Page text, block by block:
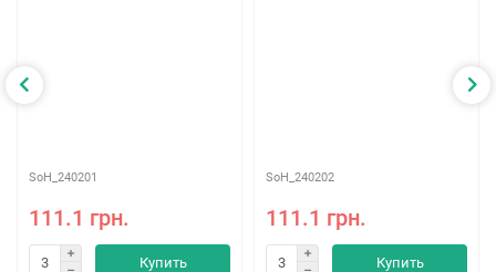
SoH_240201
111.1 грн.
Купить
SoH_240202
111.1 грн.
Купить